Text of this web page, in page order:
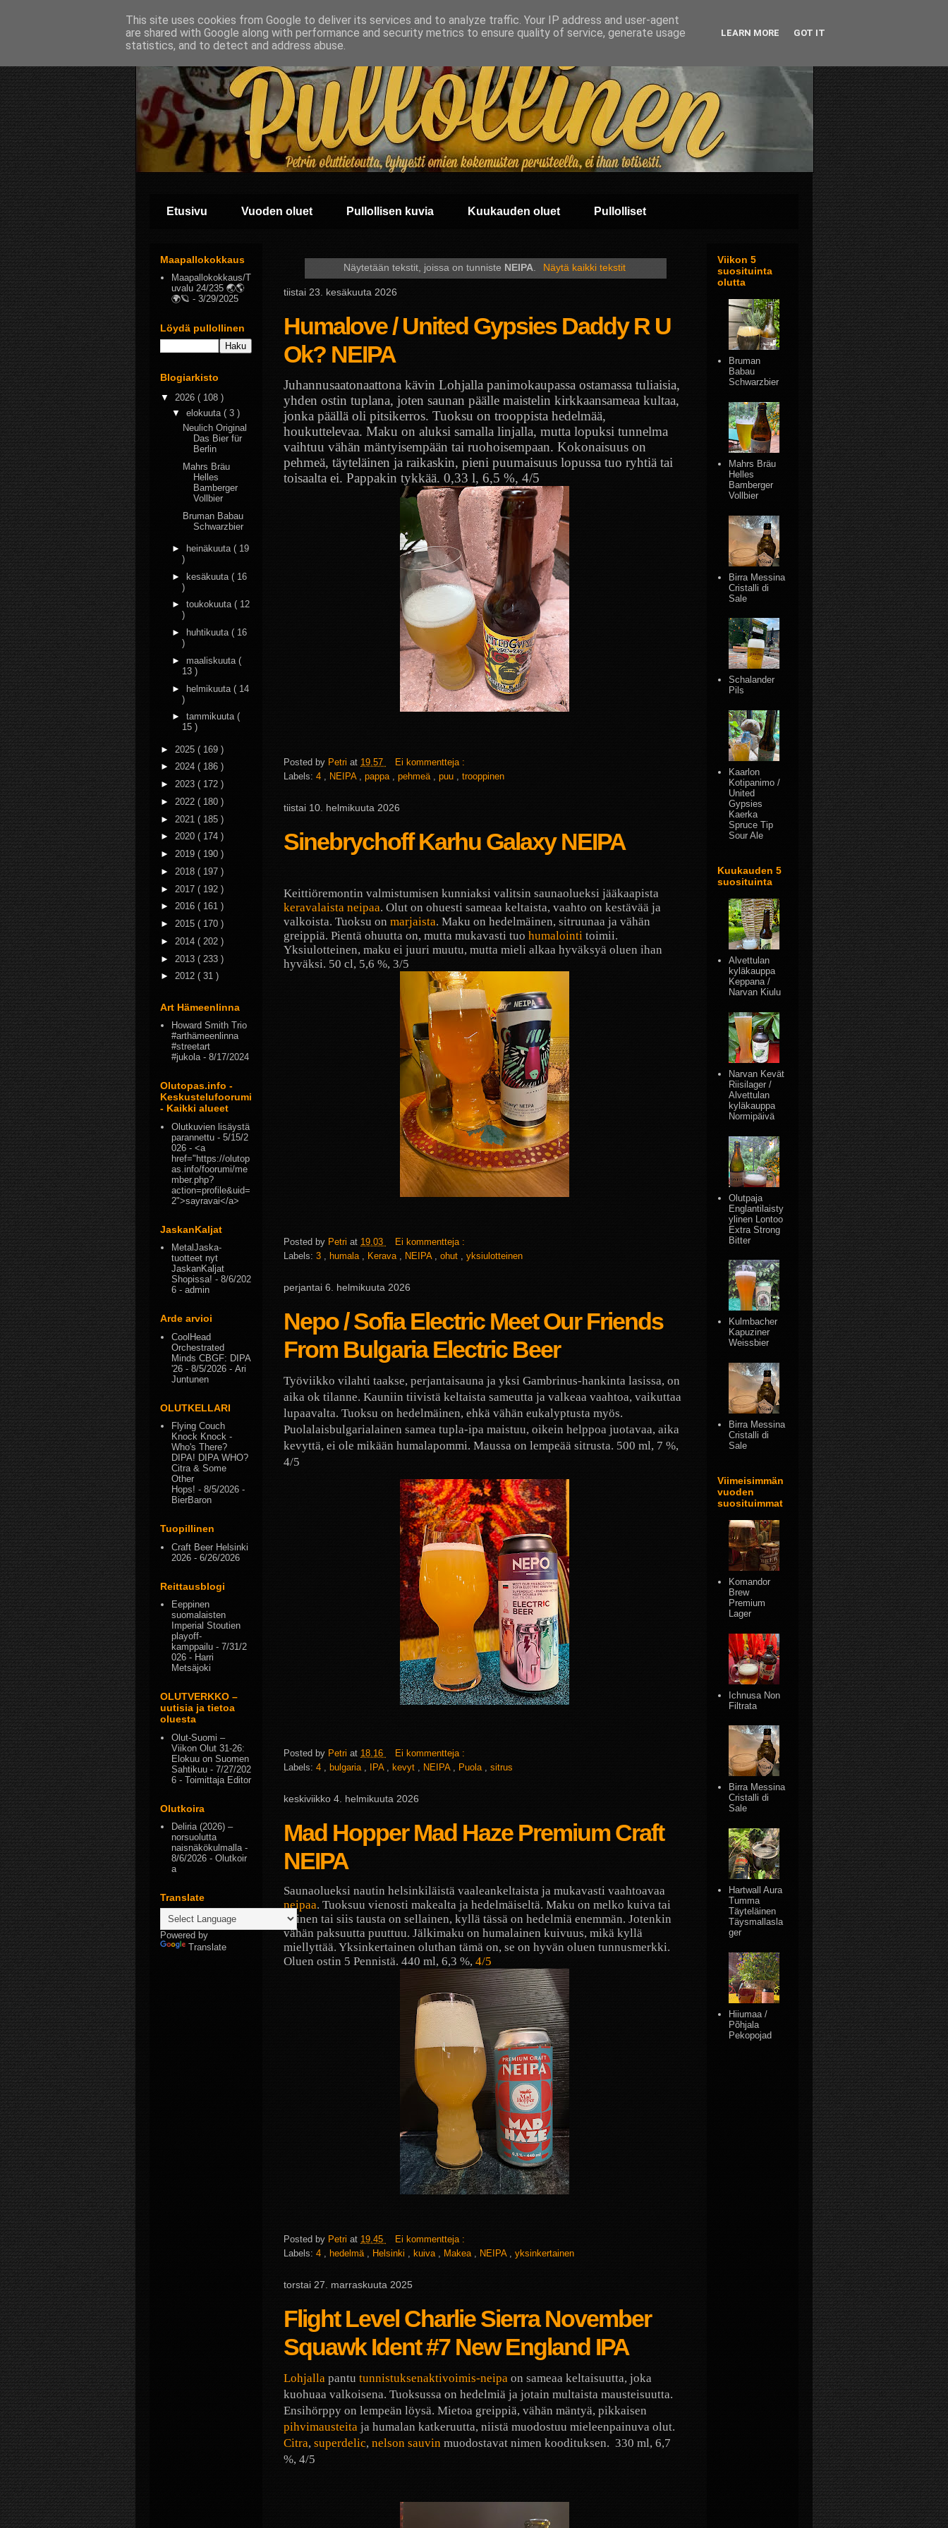
Etusivu Vuoden oluet Pullollisen kuvia Kuukauden oluet Pullolliset
Näytetään tekstit, joissa on tunniste NEIPA. Näytä kaikki tekstit
tiistai 23. kesäkuuta 2026
Humalove / United Gypsies Daddy R U
Ok? NEIPA
Juhannusaatonaattona kävin Lohjalla panimokaupassa ostamassa tuliaisia,
yhden ostin tuplana, joten saunan päälle maistelin kirkkaansameaa kultaa,
jonka päällä oli pitsikerros. Tuoksu on trooppista hedelmää,
houkuttelevaa. Maku on aluksi samalla linjalla, mutta lopuksi tunnelma
vaihtuu vähän mäntyisempään tai ruohoisempaan. Kokonaisuus on
pehmeä, täyteläinen ja raikaskin, pieni puumaisuus lopussa tuo ryhtiä tai
toisaalta ei. Pappakin tykkää. 0,33 l, 6,5 %, 4/5
Posted by Petri at 19.57
Ei kommentteja :
Labels: 4 NEIPA pappa pehmeä puu trooppinen
tiistai 10. helmikuuta 2026
Sinebrychoff Karhu Galaxy NEIPA
Keittiöremontin valmistumisen kunniaksi valitsin saunaolueksi jääkaapista
keravalaista neipaa. Olut on ohuesti sameaa keltaista, vaahto on kestävää ja
valkoista. Tuoksu on marjaista. Maku on hedelmäinen, sitruunaa ja vähän
greippiä. Pientä ohuutta on, mutta mukavasti tuo humalointi toimii.
Yksiulotteinen, maku ei juuri muutu, mutta mieli alkaa hyväksyä oluen ihan
hyväksi. 50 cl, 5,6 %, 3/5
Posted by Petri at 19.03
Ei kommentteja :
Labels: 3 humala Kerava NEIPA ohut yksiulotteinen
perjantai 6. helmikuuta 2026
Nepo / Sofia Electric Meet Our Friends
From Bulgaria Electric Beer
Työviikko vilahti taakse, perjantaisauna ja yksi Gambrinus-hankinta lasissa, on
aika ok tilanne. Kauniin tiivistä keltaista sameutta ja valkeaa vaahtoa, vaikuttaa
lupaavalta. Tuoksu on hedelmäinen, ehkä vähän eukalyptusta myös.
Puolalaisbulgarialainen samea tupla-ipa maistuu, oikein helppoa juotavaa, aika
kevyttä, ei ole mikään humalapommi. Maussa on lempeää sitrusta. 500 ml, 7 %,
4/5
Posted by Petri at 18.16
Ei kommentteja :
Labels: 4 bulgaria IPA kevyt NEIPA Puola sitrus
keskiviikko 4. helmikuuta 2026
Mad Hopper Mad Haze Premium Craft
NEIPA
Saunaolueksi nautin helsinkiläistä vaaleankeltaista ja mukavasti vaahtoavaa
neipaa. Tuoksuu vienosti makealta ja hedelmäiseltä. Maku on melko kuiva tai
puinen tai siis tausta on sellainen, kyllä tässä on hedelmiä enemmän. Jotenkin
vähän paksuutta puuttuu. Jälkimaku on humalainen kuivuus, mikä kyllä
miellyttää. Yksinkertainen oluthan tämä on, se on hyvän oluen tunnusmerkki.
Oluen ostin 5 Pennistä. 440 ml, 6,3 %, 4/5
Posted by Petri at 19.45
Ei kommentteja :
Labels: 4 hedelmä Helsinki kuiva Makea NEIPA yksinkertainen
torstai 27. marraskuuta 2025
Flight Level Charlie Sierra November
Squawk Ident #7 New England IPA
Lohjalla pantu tunnistuksenaktivoimis-neipa on sameaa keltaisuutta, joka
kuohuaa valkoisena. Tuoksussa on hedelmiä ja jotain multaista mausteisuutta.
Ensihörppy on lempeän löysä. Mietoa greippiä, vähän mäntyä, pikkaisen
pihvimausteita ja humalan katkeruutta, niistä muodostuu mieleenpainuva olut.
Citra, superdelic, nelson sauvin muodostavat nimen koodituksen. 330 ml, 6,7
%, 4/5
Maapallokokkaus
Maapallokokkaus/T
uvalu 24/235 🌏🌎
🌍🪐 - 3/29/2025
Löydä pullollinen
Blogiarkisto
▼ 2026 ( 108 )
▼ elokuuta ( 3 )
Neulich Original
Das Bier für
Berlin
Mahrs Bräu
Helles
Bamberger
Vollbier
Bruman Babau
Schwarzbier
► heinäkuuta ( 19
)
► kesäkuuta ( 16
)
► toukokuuta ( 12
)
►
huhtikuuta ( 16
)
► maaliskuuta (
13 )
► helmikuuta ( 14
)
► tammikuuta (
15 )
► 2025 ( 169 )
► 2024 ( 186 )
► 2023 ( 172 )
► 2022 ( 180 )
► 2021 ( 185 )
► 2020 ( 174 )
► 2019 ( 190 )
► 2018 ( 197 )
► 2017 ( 192 )
► 2016 ( 161 )
► 2015 ( 170 )
► 2014 ( 202 )
► 2013 ( 233 )
► 2012 ( 31 )
Art Hämeenlinna
Howard Smith Trio
#arthämeenlinna
#streetart
#jukola- 8/17/2024
Olutopas.info -
Keskustelufoorumi
- Kaikki alueet
Olutkuvien lisäystä
parannettu - 5/15/2
026 - <a
href="https://olutop
as.info/foorumi/me
mber.php?
action=profile&uid=
2">sayravai</a>
JaskanKaljat
MetalJaska-
tuotteet nyt
JaskanKaljat
Shopissa! - 8/6/202
6 - admin
Arde arvioi
CoolHead
Orchestrated
Minds CBGF: DIPA
'26 - 8/5/2026 - Ari
Juntunen
OLUTKELLARI
Flying Couch
Knock Knock -
Who's There?
DIPA! DIPA WHO?
Citra & Some
Other
Hops! - 8/5/2026 -
BierBaron
Tuopillinen
Craft Beer Helsinki
2026 - 6/26/2026
Reittausblogi
Eeppinen
suomalaisten
Imperial Stoutien
playoff-
kamppailu - 7/31/2
026 - Harri
Metsäjoki
OLUTVERKKO –
uutisia ja tietoa
oluesta
Olut-Suomi –
Viikon Olut 31-26:
Elokuu on Suomen
Sahtikuu - 7/27/202
6 - Toimittaja Editor
Olutkoira
Deliria (2026) –
norsuolutta
naisnäkökulmalla-
8/6/2026 - Olutkoir
a
Translate
Powered by
Translate
Viikon 5
suosituinta
olutta
Bruman
Babau
Schwarzbier
Mahrs Bräu
Helles
Bamberger
Vollbier
Birra Messina
Cristalli di
Sale
Schalander
Pils
Kaarlon
Kotipanimo /
United
Gypsies
Kaerka
Spruce Tip
Sour Ale
Kuukauden 5
suosituinta
Alvettulan
kyläkauppa
Keppana /
Narvan Kiulu
Narvan Kevät
Riisilager /
Alvettulan
kyläkauppa
Normipäivä
Olutpaja
Englantilaisty
ylinen Lontoo
Extra Strong
Bitter
Kulmbacher
Kapuziner
Weissbier
Birra Messina
Cristalli di
Sale
Viimeisimmän
vuoden
suosituimmat
Komandor
Brew
Premium
Lager
Ichnusa Non
Filtrata
Birra Messina
Cristalli di
Sale
Hartwall Aura
Tumma
Täyteläinen
Täysmallasla
ger
Hiiumaa /
Põhjala
Pekopojad
This site uses cookies from Google to deliver its services and to analyze traffic. Your IP address and user-agent
are shared with Google along with performance and security metrics to ensure quality of service, generate usage
statistics, and to detect and address abuse.
LEARN MORE GOT IT